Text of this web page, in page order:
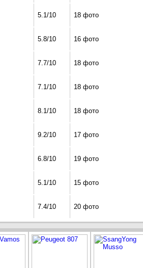
5.1/10 18 фото
5.8/10 16 фото
7.7/10 18 фото
7.1/10 18 фото
8.1/10 18 фото
9.2/10 17 фото
6.8/10 19 фото
5.1/10 15 фото
7.4/10 20 фото